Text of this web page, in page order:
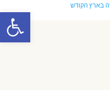
פתח
בארץ הקודש